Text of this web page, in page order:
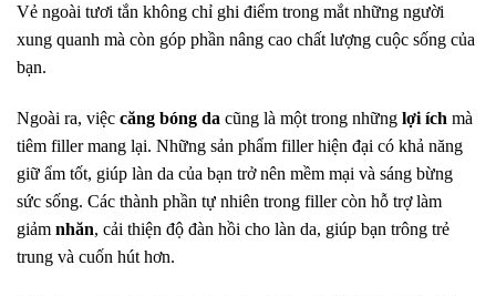
Vẻ ngoài tươi tắn không chỉ ghi điểm trong mắt những người
xung quanh mà còn góp phần nâng cao chất lượng cuộc sống của
bạn.
Ngoài ra, việc căng bóng da cũng là một trong những lợi ích mà
tiêm filler mang lại. Những sản phẩm filler hiện đại có khả năng
giữ ẩm tốt, giúp làn da của bạn trở nên mềm mại và sáng bừng
sức sống. Các thành phần tự nhiên trong filler còn hỗ trợ làm
giảm nhăn, cải thiện độ đàn hồi cho làn da, giúp bạn trông trẻ
trung và cuốn hút hơn.